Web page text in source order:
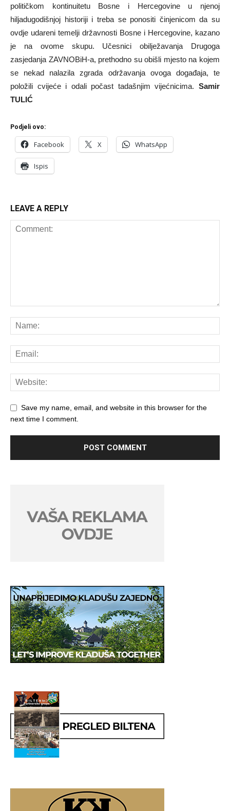
političkom kontinuitetu Bosne i Hercegovine u njenoj
hiljadugodišnjoj historiji i treba se ponositi činjenicom da su
ovdje udareni temelji državnosti Bosne i Hercegovine, kazano
je na ovome skupu. Učesnici obilježavanja Drugoga
zasjedanja ZAVNOBiH-a, prethodno su obišli mjesto na kojem
se nekad nalazila zgrada održavanja ovoga događaja, te
položili cvijeće i odali počast tadašnjim vijećnicima. Samir
TULIĆ
Podjeli ovo:
Facebook X WhatsApp
Ispis
LEAVE A REPLY
Save my name, email, and website in this browser for the
next time I comment.